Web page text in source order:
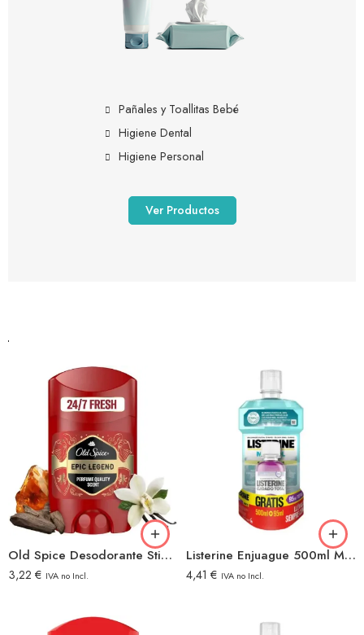
Pañales y Toallitas Bebé
Higiene Dental
Higiene Personal
Ver Productos
Old Spice Desodorante Stick 50ml Legend
3,22 € IVA no Incl.
Listerine Enjuague 500ml Mentol Suave+listerine Viaje 95ml Total
4,41 € IVA no Incl.